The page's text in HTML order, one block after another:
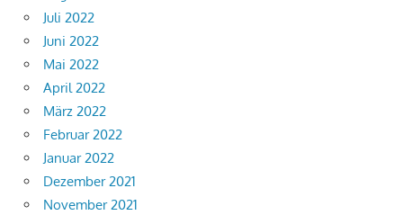
Juli 2022
Juni 2022
Mai 2022
April 2022
März 2022
Februar 2022
Januar 2022
Dezember 2021
November 2021